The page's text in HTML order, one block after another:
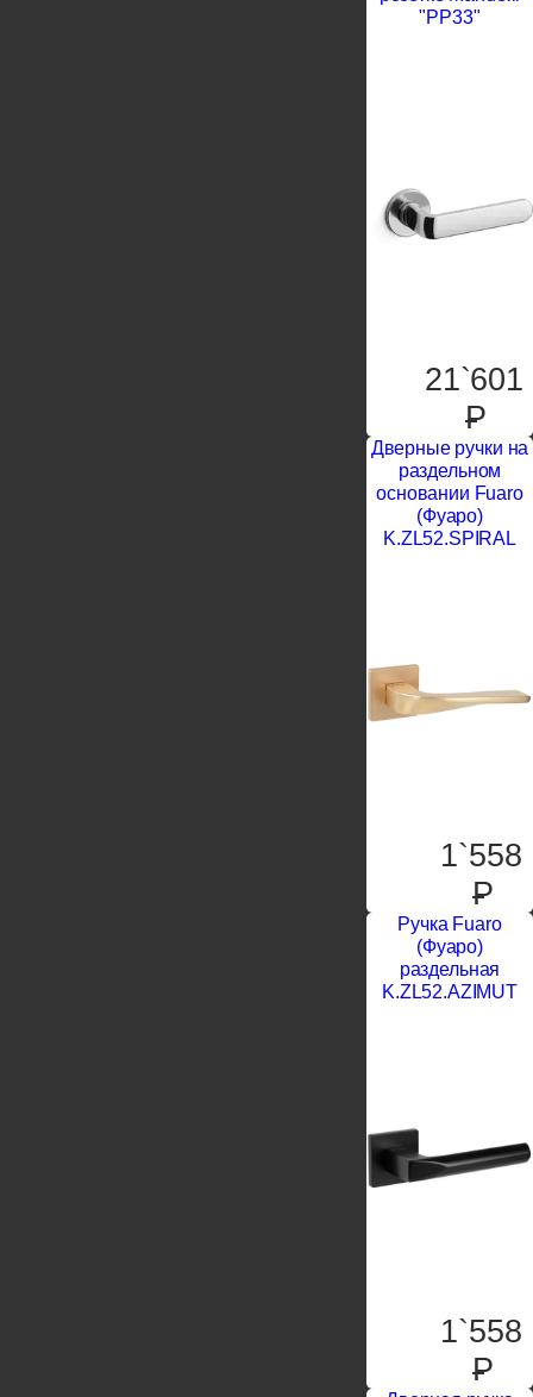
"PP33"
21`601
P
Дверные ручки на
раздельном
основании Fuaro
(Фуаро)
K.ZL52.SPIRAL
1`558
P
Ручка Fuaro
(Фуаро)
раздельная
K.ZL52.AZIMUT
1`558
P